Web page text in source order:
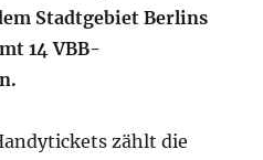
Stadtgebiet Berlins
14 VBB-
zählt die